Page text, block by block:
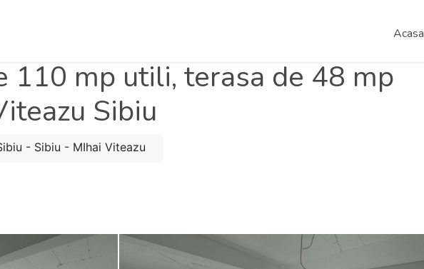
Acasa
110 mp utili, terasa de 48 mp
Sibiu
- Sibiu - MIhai Viteazu